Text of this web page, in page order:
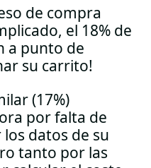
de compra
el 18% de
a punto de
su carrito!
(17%)
por falta de
datos de su
tanto por las